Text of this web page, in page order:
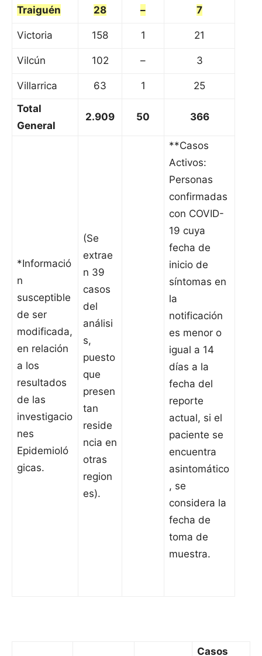
Traiguén 28 – 7
Victoria 158 1 21
Vilcún 102 – 3
Villarrica 63 1
25
Total
General
2.909 50 366
*Informació
n
susceptible
de ser
modificada,
en relación
a los
resultados
de las
investigacio
nes
Epidemioló
gicas.
(Se
extrae
n 39
casos
del
análisi
s,
puesto
que
presen
tan
reside
ncia en
otras
region
es).
**Casos
Activos:
Personas
confirmadas
con COVID-
19 cuya
fecha de
inicio de
síntomas en
la
notificación
es menor o
igual a 14
días a la
fecha del
reporte
actual, si el
paciente se
encuentra
asintomático
, se
considera la
fecha de
toma de
muestra.
Casos